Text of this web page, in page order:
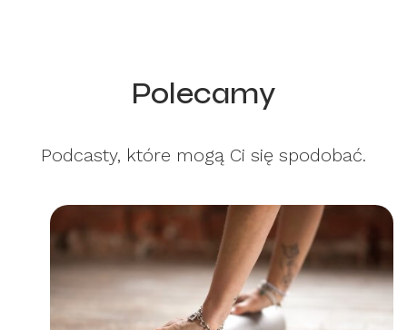
Polecamy
Podcasty, które mogą Ci się spodobać.